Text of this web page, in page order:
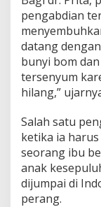
pengabdian
datang
bunyi bom
tersenyum
hilang,”
Salah satu
ketika ia
seorang ibu
anak
dijumpai di
perang.